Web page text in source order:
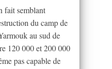
fait semblant
du camp de
au sud de
120 000 et 200 000
pas capable de